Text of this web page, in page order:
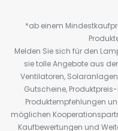
*ab einem
Melden Sie sich für den
sie tolle Angebote aus
Ventilatoren,
Gutscheine,
Produktempfehlungen
möglichen
Kaufbewertungen und